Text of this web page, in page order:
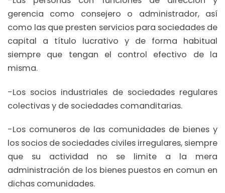
gerencia como consejero o administrador, así
como las que presten servicios para sociedades de
capital a título lucrativo y de forma habitual
siempre que tengan el control efectivo de la
misma.
-Los socios industriales de sociedades regulares
colectivas y de sociedades comanditarias.
-Los comuneros de las comunidades de bienes y
los socios de sociedades civiles irregulares, siempre
que su actividad no se limite a la mera
administración de los bienes puestos en comun en
dichas comunidades.